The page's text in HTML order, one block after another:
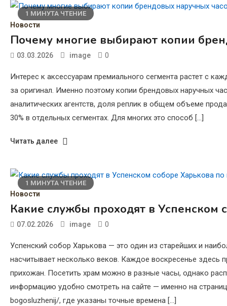
1 МИНУТА ЧТЕНИЕ
Новости
Почему многие выбирают копии
03.03.2026 image 0
Интерес к аксессуарам премиального сегмента растет с
за оригинал. Именно поэтому копии брендовых наручных
аналитических агентств, доля реплик в общем объеме
30% в отдельных сегментах. Для многих это способ […]
Читать далее
1 МИНУТА ЧТЕНИЕ
Новости
Какие службы проходят в Успенском
07.02.2026 image 0
Успенский собор Харькова — это один из старейших и
насчитывает несколько веков. Каждое воскресенье
прихожан. Посетить храм можно в разные часы, однако
информацию удобно смотреть на сайте — именно на
bogosluzhenij/, где указаны точные времена […]